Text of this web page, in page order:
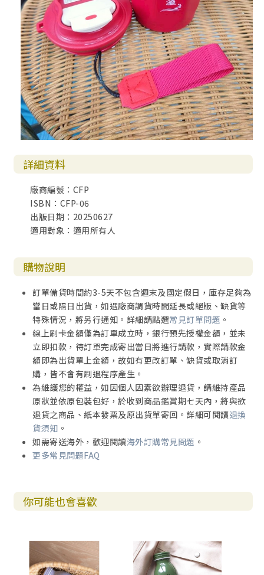
詳細資料
廠商編號：CFP
ISBN：CFP-06
出版日期：20250627
適用對象：適用所有人
購物說明
訂單備貨時間約3-5天不包含週末及國定假日，庫存足夠為
當日或隔日出貨，如遇廠商調貨時間延長或絕版、缺貨等
特殊情況，將另行通知。詳細請點選常見訂單問題 。
線上刷卡金額僅為訂單成立時，銀行預先授權金額，並未
立即扣款，待訂單完成寄出當日將進行請款，實際請款金
額即為出貨單上金額，故如有更改訂單、缺貨或取消訂
購，皆不會有刷退程序產生。
為維護您的權益，如因個人因素欲辦理退貨，請維持產品
原狀並依原包裝包好，於收到商品鑑賞期七天內，將與欲
退貨之商品、紙本發票及原出貨單寄回。詳細可閱讀退換
貨須知 。
如需寄送海外，歡迎閱讀海外訂購常見問題 。
更多常見問題FAQ
你可能也會喜歡